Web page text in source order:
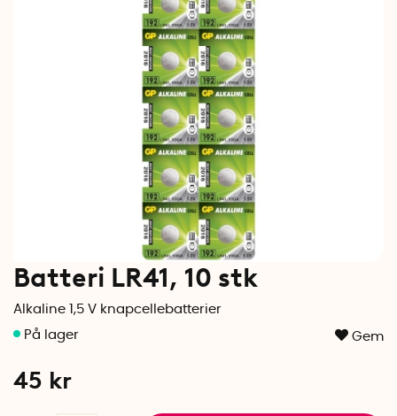
Batteri LR41, 10 stk
Alkaline 1,5 V knapcellebatterier
Gem
45 kr